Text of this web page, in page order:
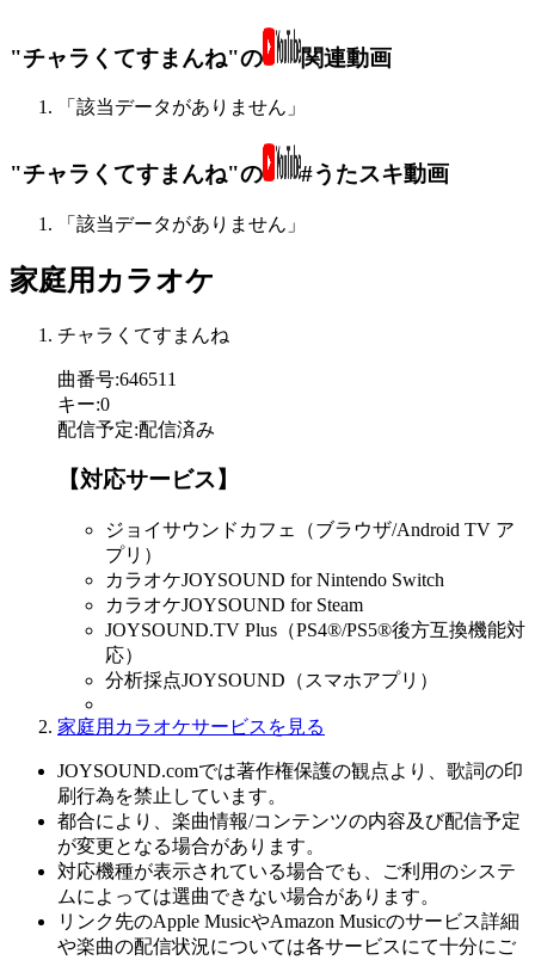
"チャラくてすまんね"の 関連動画
「該当データがありません」
"チャラくてすまんね"の #うたスキ動画
「該当データがありません」
家庭用カラオケ
チャラくてすまんね
曲番号:646511
キー:0
配信予定:配信済み
【対応サービス】
ジョイサウンドカフェ（ブラウザ/Android TV ア
プリ）
カラオケJOYSOUND for Nintendo Switch
カラオケJOYSOUND for Steam
JOYSOUND.TV Plus（PS4®/PS5®後方互換機能対
応）
分析採点JOYSOUND（スマホアプリ）
家庭用カラオケサービスを見る
JOYSOUND.comでは著作権保護の観点より、歌詞の印
刷行為を禁止しています。
都合により、楽曲情報/コンテンツの内容及び配信予定
が変更となる場合があります。
対応機種が表示されている場合でも、ご利用のシステ
ムによっては選曲できない場合があります。
リンク先のApple MusicやAmazon Musicのサービス詳細
や楽曲の配信状況については各サービスにて十分にご